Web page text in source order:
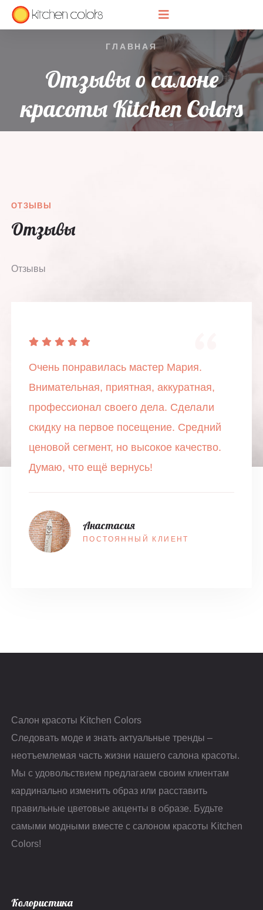
ГЛАВНАЯ
Отзывы о салоне
красоты Kitchen Colors
ОТЗЫВЫ
Отзывы
Отзывы
Очень понравилась мастер Мария.
Внимательная, приятная, аккуратная,
профессионал своего дела. Сделали
скидку на первое посещение. Средний
ценовой сегмент, но высокое качество.
Думаю, что ещё вернусь!
Анастасия
ПОСТОЯННЫЙ КЛИЕНТ
Салон красоты Kitchen Colors
Следовать моде и знать актуальные тренды –
неотъемлемая часть жизни нашего салона красоты.
Мы с удовольствием предлагаем своим клиентам
кардинально изменить образ или расставить
правильные цветовые акценты в образе. Будьте
самыми модными вместе с салоном красоты Kitchen
Colors!
Колористика